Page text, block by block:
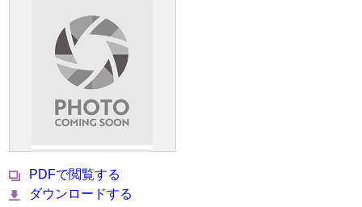
PDFで閲覧する
ダウンロードする